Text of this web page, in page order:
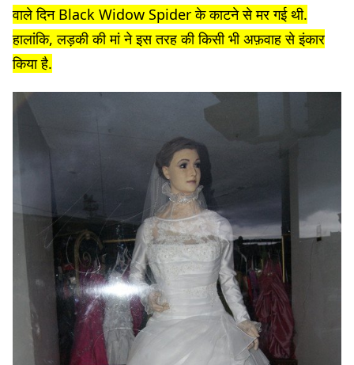
वाले दिन Black Widow Spider के काटने से मर गई थी.
हालांकि, लड़की की मां ने इस तरह की किसी भी अफ़वाह से इंकार
किया है.